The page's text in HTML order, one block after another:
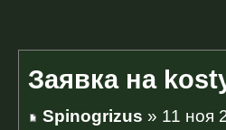
Заявка на
Spinogrizus » 11 ноя